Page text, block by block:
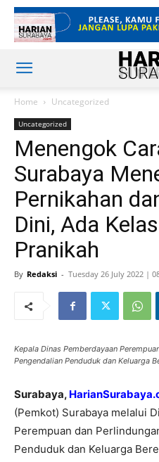
Home Uncategorized
Uncategorized
Menengok
Surabaya
Pernikahan
Dini, Ada
Pranikah
By Redaksi - Tuesday 26 July 2022 |
Kepala Dinas Pemberdayaan
Pengendalian Penduduk dan Keluarga
Surabaya,
(Pemkot) Surabaya melalui
Perempuan dan
Penduduk dan Keluarga